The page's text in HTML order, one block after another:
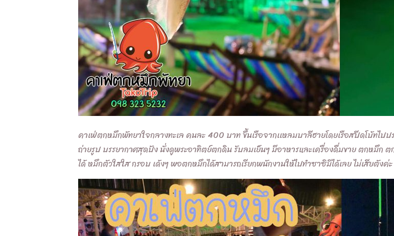
คาเฟ่ตกหมึกพัทยาใจกลางทะเล คนละ 400 บาท ขึ้นเรือจากเเหลมบาลีฮายโดยเรือสปีดโบ้ท
ถ่ายรูป บรรยากาศสุดปัง นั่งดูพระอาทิตย์ตกดิน รับลมเย็นๆ มีอาหารและเครื่องดื่มขาย ตกหมึก
ได้ หมึกตัวใสใส กรอบ เด้งๆ พอตกหมึกได้สามารถเรียกพนักงานให้ไปทำซาซิมิได้เลย ไม่เสียตังค่